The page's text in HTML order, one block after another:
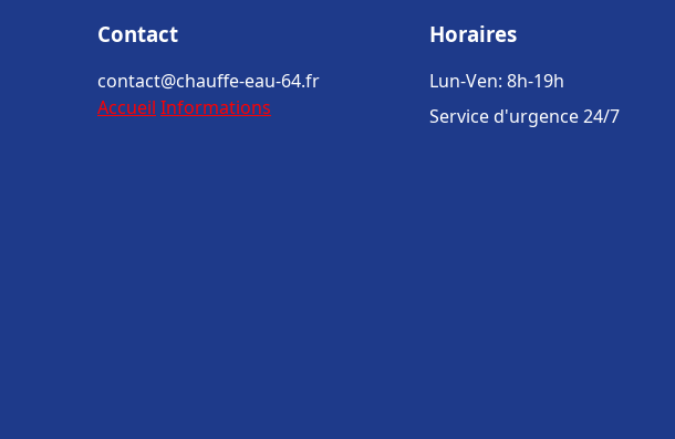
Contact
contact@chauffe-eau-64.fr
Accueil Informations
Horaires
Lun-Ven: 8h-19h
Service d'urgence 24/7